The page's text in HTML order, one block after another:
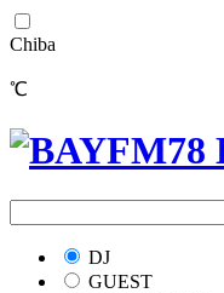
Chiba
℃
DJ
GUEST